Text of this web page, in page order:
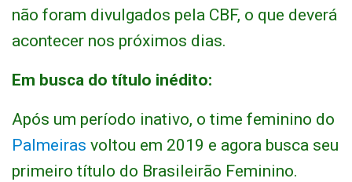
não foram divulgados pela CBF, o que deverá
acontecer nos próximos dias.
Em busca do título inédito:
Após um período inativo, o time feminino do
Palmeiras voltou em 2019 e agora busca seu
primeiro título do Brasileirão Feminino.